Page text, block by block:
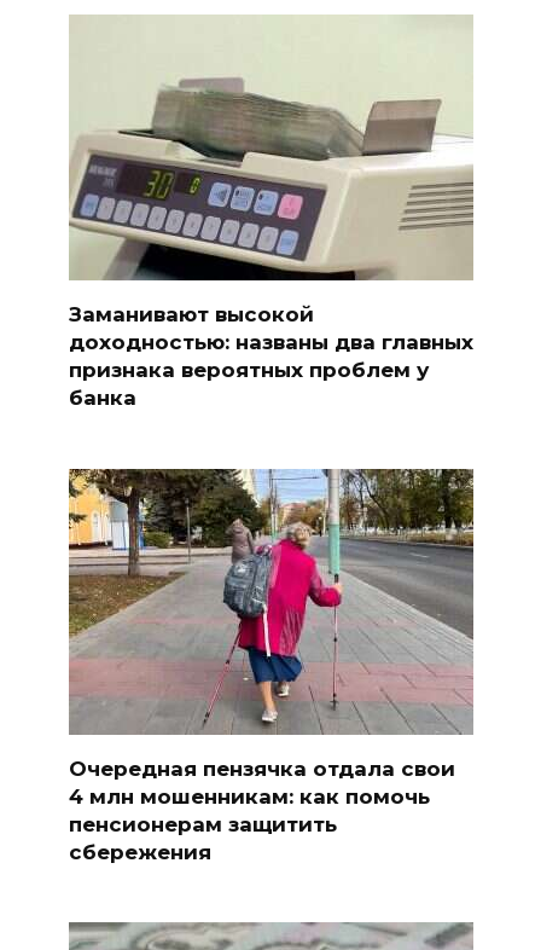
Заманивают высокой
доходностью: названы два главных
признака вероятных проблем у
банка
Очередная пензячка отдала свои
4 млн мошенникам: как помочь
пенсионерам защитить
сбережения